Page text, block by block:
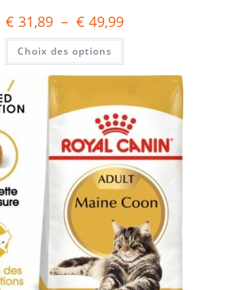
€ 31,89 – € 49,99
Choix des options